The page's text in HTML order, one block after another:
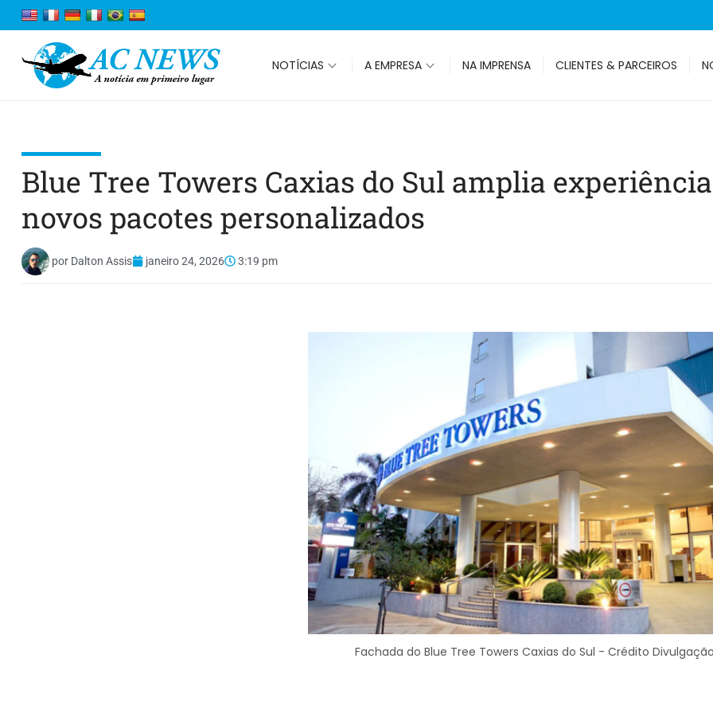
NOTÍCIAS A EMPRESA NA IMPRENSA CLIENTES & PARCEIROS
Blue Tree Towers Caxias do Sul amplia
novos pacotes personalizados
por Dalton Assis janeiro 24, 2026 3:19 pm
Fachada do Blue Tree Towers Caxias do Sul - Crédito